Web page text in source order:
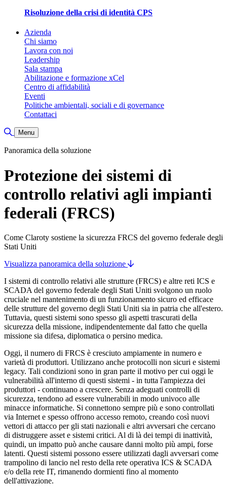
Risoluzione della crisi di identità CPS
Azienda
Chi siamo
Lavora con noi
Leadership
Sala stampa
Abilitazione e formazione xCel
Centro di affidabilità
Eventi
Politiche ambientali, sociali e di governance
Contattaci
Attiva/disattiva ricerca
Menu
Panoramica della soluzione
Protezione dei sistemi di
controllo relativi agli impianti
federali (FRCS)
Come Claroty sostiene la sicurezza FRCS del governo federale degli
Stati Uniti
Visualizza panoramica della soluzione
I sistemi di controllo relativi alle strutture (FRCS) e altre reti ICS e
SCADA del governo federale degli Stati Uniti svolgono un ruolo
cruciale nel mantenimento di un funzionamento sicuro ed efficace
delle strutture del governo degli Stati Uniti sia in patria che all'estero.
Tuttavia, questi sistemi sono spesso gli aspetti trascurati della
sicurezza della missione, indipendentemente dal fatto che quella
missione sia difesa, diplomatica o persino medica.
Oggi, il numero di FRCS è cresciuto ampiamente in numero e
varietà di produttori. Utilizzano anche protocolli non sicuri e sistemi
legacy. Tali condizioni sono in gran parte il motivo per cui oggi le
vulnerabilità all'interno di questi sistemi - in tutta l'ampiezza dei
produttori - continuano a crescere. Senza adeguati controlli di
sicurezza, tendono ad essere vulnerabili in modo univoco alle
minacce informatiche. Si connettono sempre più e sono controllati
via Internet e spesso offrono accesso remoto, creando così nuovi
vettori di attacco per gli stati nazionali e altri avversari che cercano
di distruggere asset e sistemi critici. Al di là dei tempi di inattività,
quindi, un impatto può anche causare danni molto più ampi, forse
latenti. Questi sistemi possono essere utilizzati dagli avversari come
trampolino di lancio nel resto della rete operativa ICS & SCADA
e/o della rete IT, rimanendo dormienti fino al momento
dell'attivazione.